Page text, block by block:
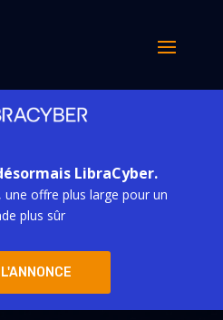
LibraCyber.
offre plus large pour un
plus sûr